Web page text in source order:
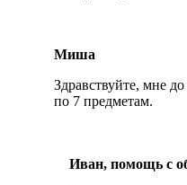
Миша
Здравствуйте, мне
по 7 предметам.
Иван, помощь с